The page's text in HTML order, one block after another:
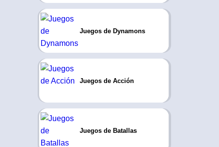
Juegos de Dynamons
Juegos de Acción
Juegos de Batallas